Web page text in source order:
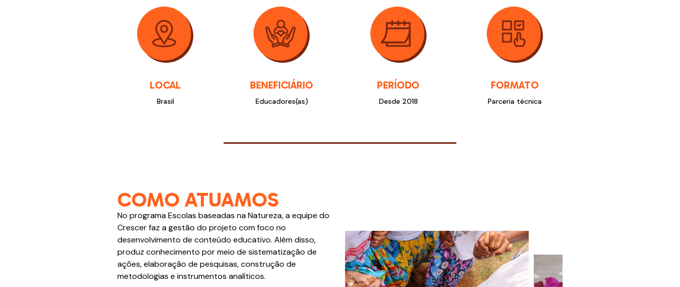
LOCAL
Brasil
BENEFICIÁRIO
Educadores(as)
PERÍODO
Desde 2018
FORMATO
Parceria técnica
COMO ATUAMOS
No programa Escolas baseadas na Natureza, a equipe do
Crescer faz a gestão do projeto com foco no
desenvolvimento de conteúdo educativo. Além disso,
produz conhecimento por meio de sistematização de
ações, elaboração de pesquisas, construção de
metodologias e instrumentos analíticos.